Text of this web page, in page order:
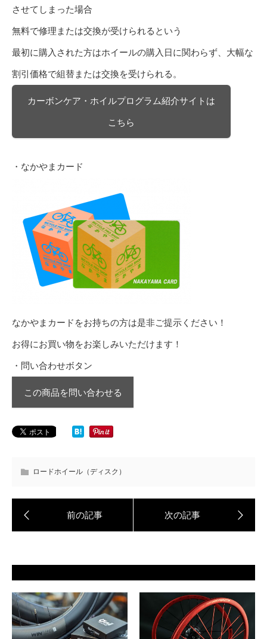
させてしまった場合
無料で修理または交換が受けられるという
最初に購入された方はホイールの購入日に関わらず、大幅な
割引価格で組替または交換を受けられる。
カーボンケア・ホイルプログラム紹介サイトは
こちら
・なかやまカード
なかやまカードをお持ちの方は是非ご提示ください！
お得にお買い物をお楽しみいただけます！
・問い合わせボタン
この商品を問い合わせる
ロードホイール（ディスク）